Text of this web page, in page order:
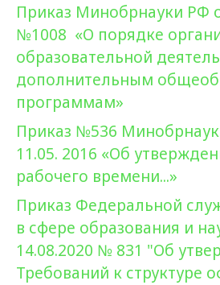
Приказ Минобрнауки РФ
№1008 «О порядке
образовательной
дополнительным
программам»
Приказ №536
11.05. 2016 «Об
рабочего времени...»
Приказ Федеральной
в сфере образования и
14.08.2020 № 831 "Об
Требований к структуре